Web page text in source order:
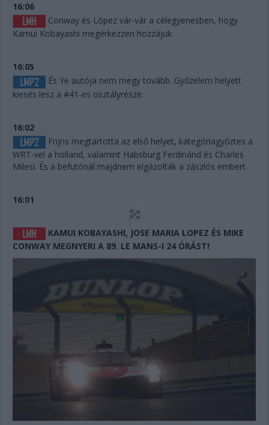
16:06
Conway és López vár-vár a célegyenesben, hogy
Kamui Kobayashi megérkezzen hozzájuk.
16:05
És Ye autója nem megy tovább. Győzelem helyett
kiesés lesz a #41-es osztályrésze.
16:02
Frijns megtartotta az első helyet, kategóriagyőztes a
WRT-vel a holland, valamint Habsburg Ferdinánd és Charles
Milesi. És a befutónál majdnem elgázolták a zászlós embert.
16:01
KAMUI KOBAYASHI, JOSE MARIA LOPEZ ÉS MIKE
CONWAY MEGNYERI A 89. LE MANS-I 24 ÓRÁST!